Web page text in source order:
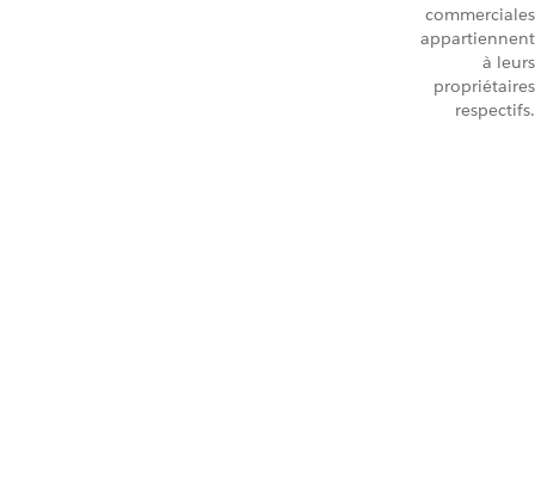
commerciales
appartiennent
à leurs
propriétaires
respectifs.